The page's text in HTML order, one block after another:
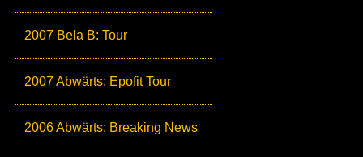
2007 Bela B: Tour
2007 Abwärts: Epofit Tour
2006 Abwärts: Breaking News